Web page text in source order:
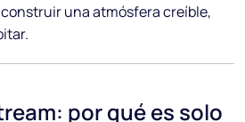
una atmósfera creíble,
por qué es solo